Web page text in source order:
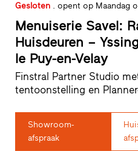
Glasgevels
Partnerprogramma
Studio
zoeken
Snelle
toegang
Gesloten. opent op Maandag
Menuiserie Savel:
Huisdeuren –
le Puy-en-Velay
Finstral Partner Studio
tentoonstelling en
Showroom-
afspraak